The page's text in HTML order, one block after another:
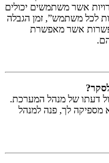
אשר משתמשים יכולים
לכל משתמש”, זמן הגבלה
האפשרות אשר מאפשרת
דעתו של מנהל המערכת.
לך, פנה למנהל